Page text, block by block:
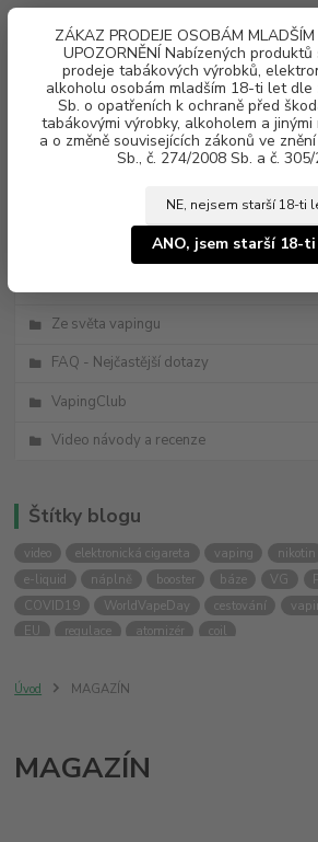
ZÁKAZ PRODEJE OSOBÁM
UPOZORNĚNÍ Nabízených
prodeje tabákových výrobků,
alkoholu osobám mladším 18-ti let dle
Sb. o opatřeních k ochraně před
tabákovými výrobky, alkoholem a
a o změně souvisejících zákonů ve
Sb., č. 274/2008 Sb. a č.
NE, nejsem starší 18-ti
ANO, jsem starší 18-
Ze světa vapingu
FAQ - Nejčastější dotazy
VapingClub
Video návody a recenze
Štítky blogu
video elektronická cigareta vaping nikotin
e-liquid
náplně booster báze VG
COVID19
WorldVapeDay cestování
EU
regulace atomizér coil
Úvod MAGAZÍN
MAGAZÍN